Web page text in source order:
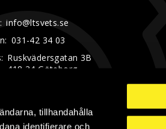
tillhandahålla
identifierare och
info@ltsvets.se
031-42 34 03
Ruskvädersgatan 3B
418 34 Göteborg